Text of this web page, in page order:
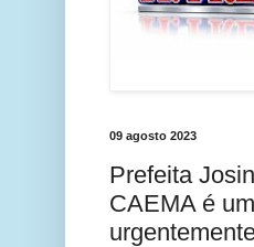
09 agosto 2023
Prefeita
CAEMA é